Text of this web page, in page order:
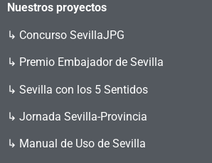
Nuestros proyectos
↳ Concurso SevillaJPG
↳ Premio Embajador de Sevilla
↳ Sevilla con los 5 Sentidos
↳ Jornada Sevilla-Provincia
↳ Manual de Uso de Sevilla